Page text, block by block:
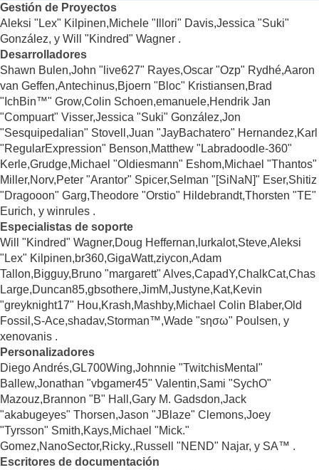
Gestión de Proyectos
Aleksi "Lex" Kilpinen,Michele "Illori" Davis,Jessica "Suki"
González, y Will "Kindred" Wagner .
Desarrolladores
Shawn Bulen,John "live627" Rayes,Oscar "Ozp" Rydhé,Aaron
van Geffen,Antechinus,Bjoern "Bloc" Kristiansen,Brad
"IchBin™" Grow,Colin Schoen,emanuele,Hendrik Jan
"Compuart" Visser,Jessica "Suki" González,Jon
"Sesquipedalian" Stovell,Juan "JayBachatero" Hernandez,Karl
"RegularExpression" Benson,Matthew "Labradoodle-360"
Kerle,Grudge,Michael "Oldiesmann" Eshom,Michael "Thantos"
Miller,Norv,Peter "Arantor" Spicer,Selman "[SiNaN]" Eser,Shitiz
"Dragooon" Garg,Theodore "Orstio" Hildebrandt,Thorsten "TE"
Eurich, y winrules .
Especialistas de soporte
Will "Kindred" Wagner,Doug Heffernan,lurkalot,Steve,Aleksi
"Lex" Kilpinen,br360,GigaWatt,ziycon,Adam
Tallon,Bigguy,Bruno "margarett" Alves,CapadY,ChalkCat,Chas
Large,Duncan85,gbsothere,JimM,Justyne,Kat,Kevin
"greyknight17" Hou,Krash,Mashby,Michael Colin Blaber,Old
Fossil,S-Ace,shadav,Storman™,Wade "sησω" Poulsen, y
xenovanis .
Personalizadores
Diego Andrés,GL700Wing,Johnnie "TwitchisMental"
Ballew,Jonathan "vbgamer45" Valentin,Sami "SychO"
Mazouz,Brannon "B" Hall,Gary M. Gadsdon,Jack
"akabugeyes" Thorsen,Jason "JBlaze" Clemons,Joey
"Tyrsson" Smith,Kays,Michael "Mick."
Gomez,NanoSector,Ricky.,Russell "NEND" Najar, y SA™ .
Escritores de documentación